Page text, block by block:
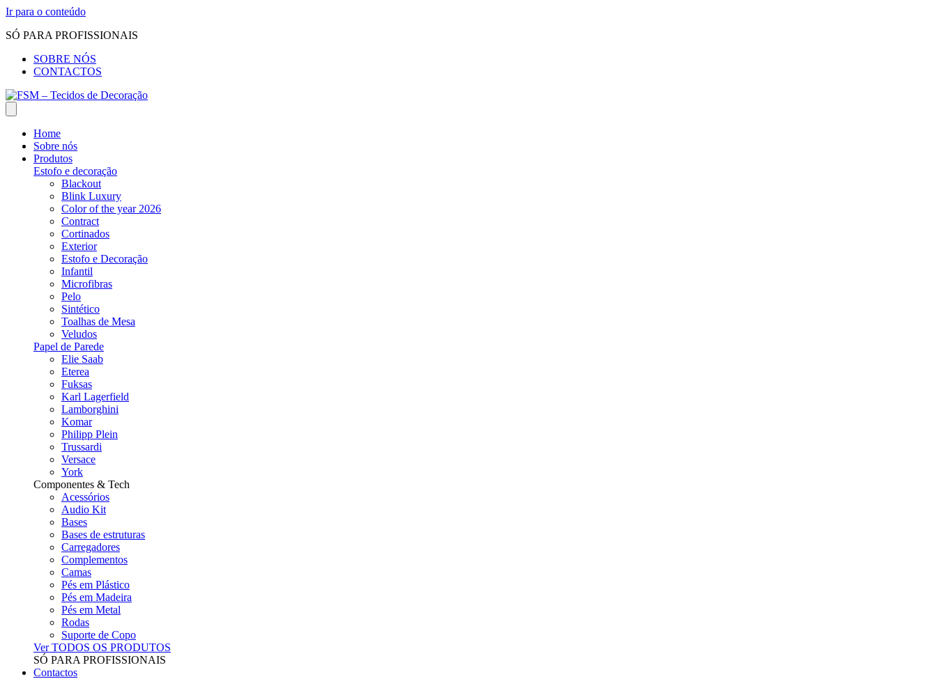
Ir para o conteúdo
SÓ PARA PROFISSIONAIS
SOBRE NÓS
CONTACTOS
Home
Sobre nós
Produtos
Estofo e decoração
Blackout
Blink Luxury
Color of the year 2026
Contract
Cortinados
Exterior
Estofo e Decoração
Infantil
Microfibras
Pelo
Sintético
Toalhas de Mesa
Veludos
Papel de Parede
Elie Saab
Eterea
Fuksas
Karl Lagerfield
Lamborghini
Komar
Philipp Plein
Trussardi
Versace
York
Componentes & Tech
Acessórios
Audio Kit
Bases
Bases de estruturas
Carregadores
Complementos
Camas
Pés em Plástico
Pés em Madeira
Pés em Metal
Rodas
Suporte de Copo
Ver TODOS OS PRODUTOS
SÓ PARA PROFISSIONAIS
Contactos